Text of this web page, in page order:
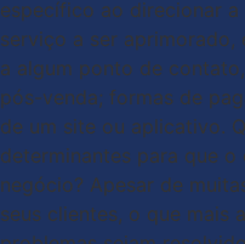
específico ao direcionar
serviço a ser aprimorado,
a algum ponto de
pós-venda; formas de
de um site ou aplicativo.
determinantes para que
negócio? Apesar de
seus clientes, o que mais